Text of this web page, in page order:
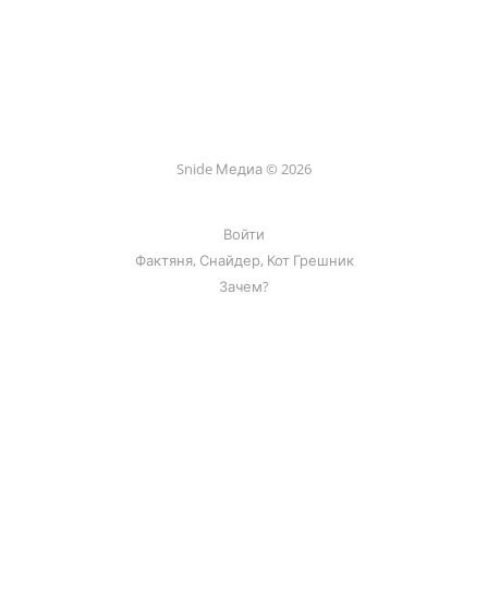
Snide Медиа © 2026
Войти
Фактяня, Снайдер, Кот Грешник
Зачем?